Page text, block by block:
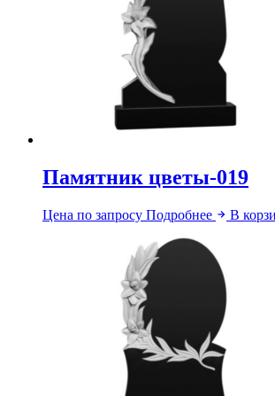
Памятник цветы-019
Цена по запросу Подробнее В